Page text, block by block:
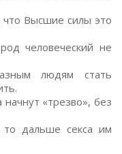
что Высшие силы это
человеческий не
людям стать
«трезво», без
то дальше секса им